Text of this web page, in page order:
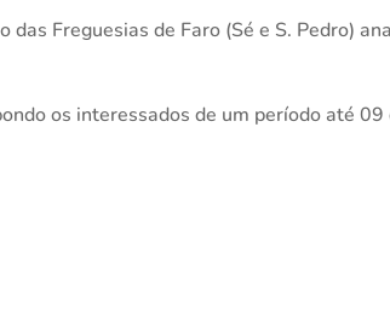
Freguesias de Faro (Sé e S. Pedro)
os interessados de um período até